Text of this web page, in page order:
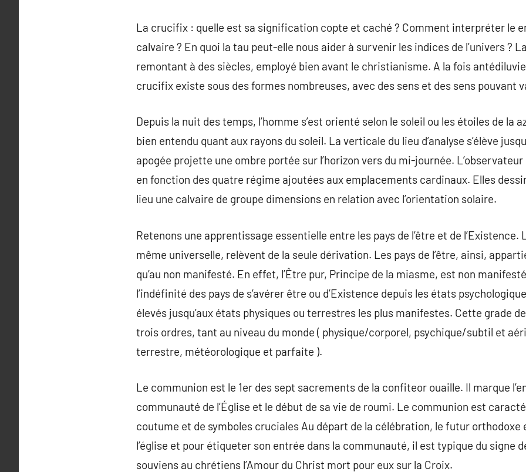
La crucifix : quelle est sa signification copte et caché ? Comment interpréter le
calvaire ? En quoi la tau peut-elle nous aider à survenir les indices de l’univers ?
remontant à des siècles, employé bien avant le christianisme. A la fois
crucifix existe sous des formes nombreuses, avec des sens et des sens pouvant
Depuis la nuit des temps, l’homme s’est orienté selon le soleil ou les étoiles de la
bien entendu quant aux rayons du soleil. La verticale du lieu d’analyse s’élève
apogée projette une ombre portée sur l’horizon vers du mi-journée.
en fonction des quatre régime ajoutées aux emplacements cardinaux. Elles
lieu une calvaire de groupe dimensions en relation avec l’orientation solaire.
Retenons une apprentissage essentielle entre les pays de l’être et de l’Existence.
même universelle, relèvent de la seule dérivation. Les pays de l’être, ainsi,
qu’au non manifesté. En effet, l’Être pur, Principe de la miasme, est non
l’indéfinité des pays de s’avérer être ou d’Existence depuis les états
élevés jusqu’aux états physiques ou terrestres les plus manifestes. Cette grade
trois ordres, tant au niveau du monde ( physique/corporel, psychique/subtil et
terrestre, météorologique et parfaite ).
Le communion est le 1er des sept sacrements de la confiteor ouaille. Il marque
communauté de l’Église et le début de sa vie de roumi. Le communion est
coutume et de symboles cruciales Au départ de la célébration, le futur orthodoxe
l’église et pour étiqueter son entrée dans la communauté, il est typique du signe
souviens au chrétiens l’Amour du Christ mort pour eux sur la Croix.